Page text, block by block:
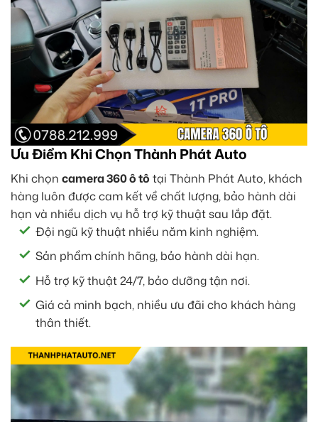
Ưu Điểm Khi Chọn Thành Phát Auto
Khi chọn camera 360 ô tô tại Thành Phát Auto, khách
hàng luôn được cam kết về chất lượng, bảo hành dài
hạn và nhiều dịch vụ hỗ trợ kỹ thuật sau lắp đặt.
Đội ngũ kỹ thuật nhiều năm kinh nghiệm.
Sản phẩm chính hãng, bảo hành dài hạn.
Hỗ trợ kỹ thuật 24/7, bảo dưỡng tận nơi.
Giá cả minh bạch, nhiều ưu đãi cho khách hàng
thân thiết.